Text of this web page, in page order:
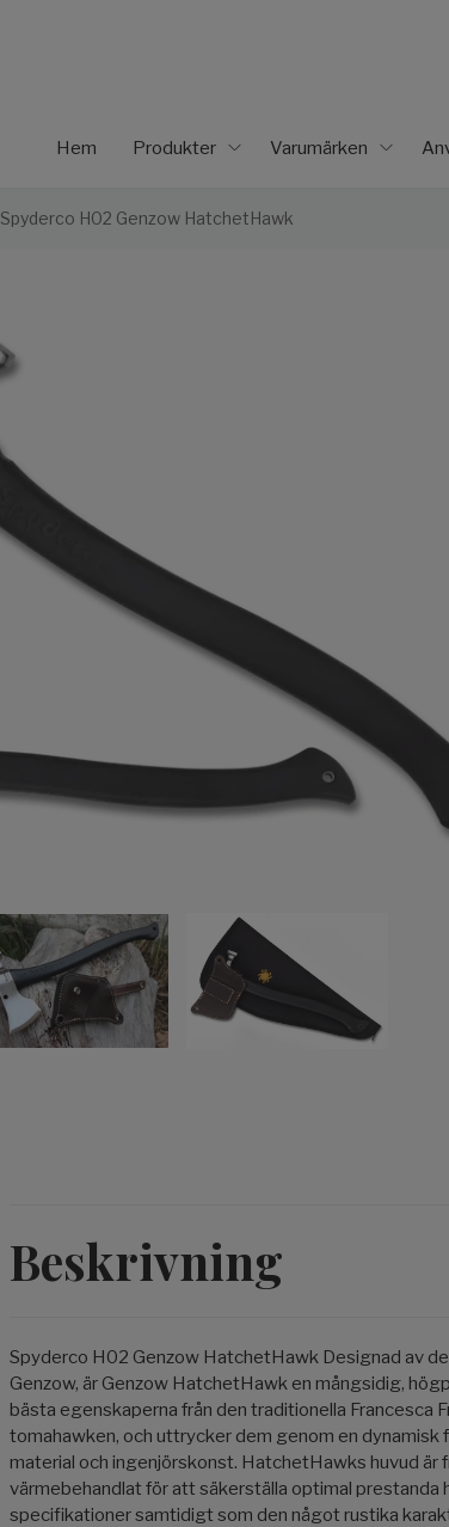
Hem Produkter Varumärken
Spyderco H02 Genzow HatchetHawk
Beskrivning
Spyderco H02 Genzow HatchetHawk Designad av
Genzow, är Genzow HatchetHawk en mångsidig,
bästa egenskaperna från den traditionella Francesca
tomahawken, och uttrycker dem genom en
material och ingenjörskonst. HatchetHawks huvud
värmebehandlat för att säkerställa optimal prestanda
specifikationer samtidigt som den något rustika